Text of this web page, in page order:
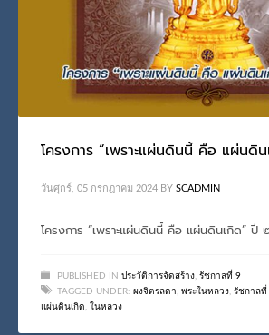
โครงการ “เพราะแผ่นดินนี้ คือ แผ่นดิ
วันศุกร์, 05 กรกฎาคม 2024 BY SCADMIN
โครงการ “เพราะแผ่นดินนี้ คือ แผ่นดินเกิด” ปี
PUBLISHED IN ประวัติการจัดสร้าง, รัชกาลที่ 9
TAGGED UNDER: ผงจิตรลดา , พระในหลวง, รัชกาลที่
แผ่นดินเกิด , ในหลวง